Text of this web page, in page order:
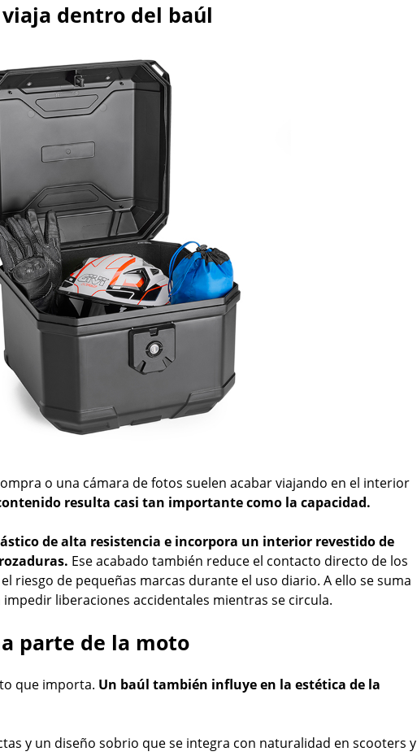
dentro del baúl
o una cámara de fotos suelen acabar viajando en el interior
resulta casi tan importante como la capacidad.
de alta resistencia e incorpora un interior revestido de
Ese acabado también reduce el contacto directo de los
riesgo de pequeñas marcas durante el uso diario. A ello se suma
liberaciones accidentales mientras se circula.
parte de la moto
que importa. Un baúl también influye en la estética de la
y un diseño sobrio que se integra con naturalidad en scooters y